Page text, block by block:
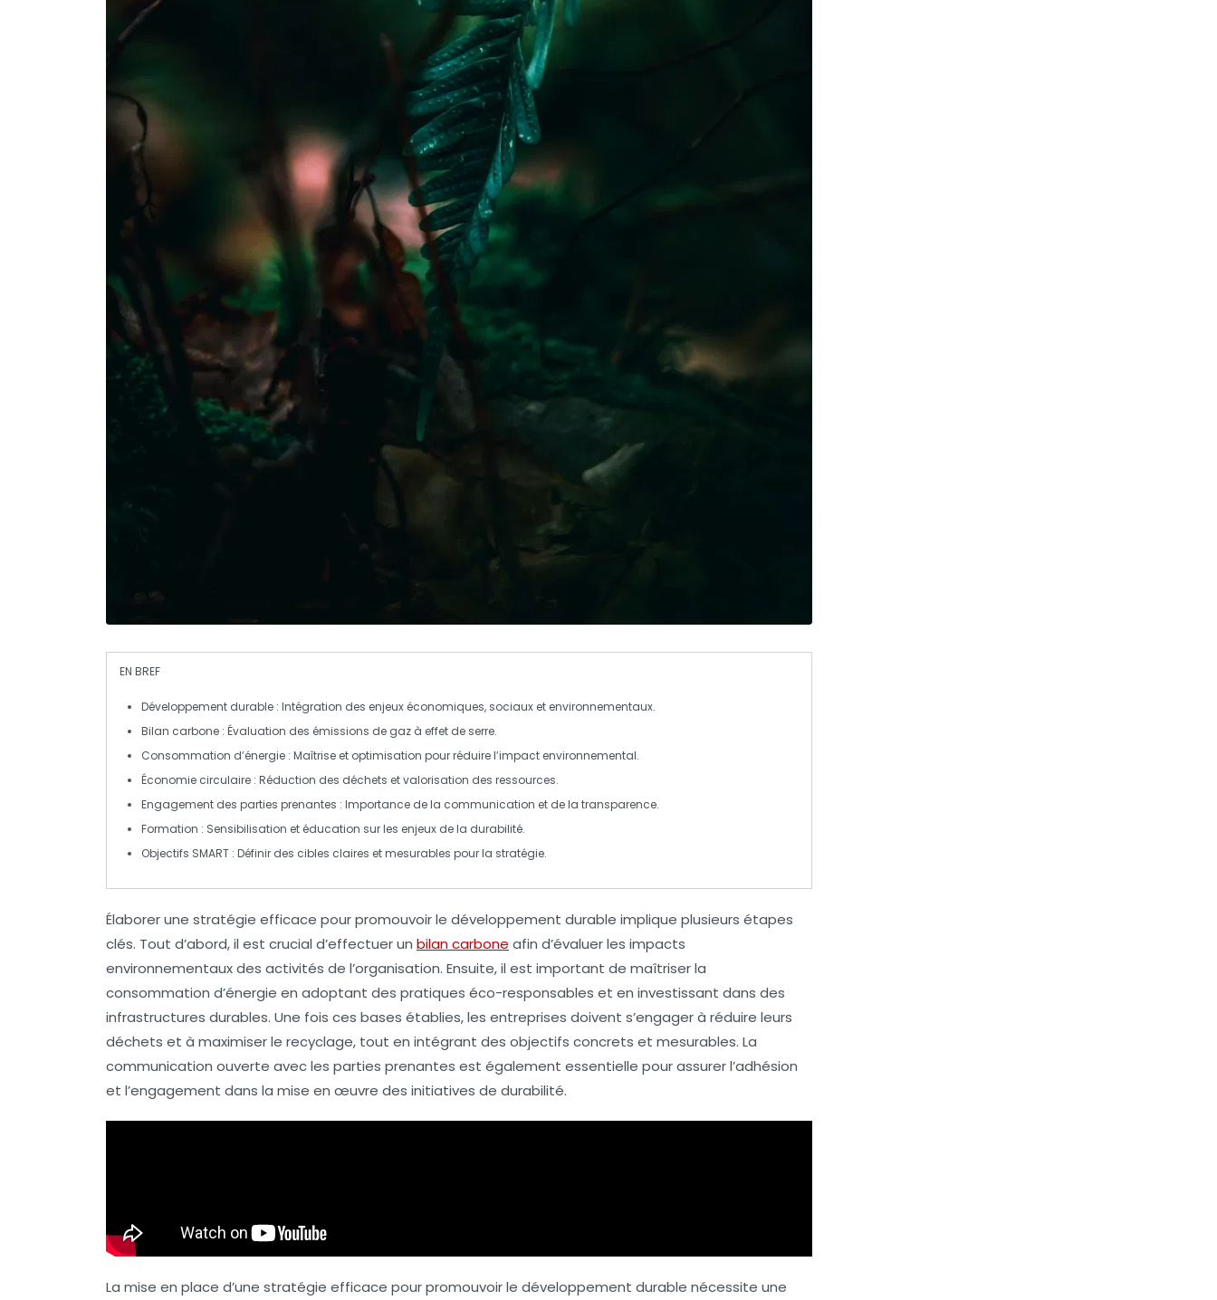
EN BREF
Développement durable : Intégration des enjeux économiques, sociaux et environnementaux.
Bilan carbone : Évaluation des émissions de gaz à effet de serre.
Consommation d’énergie : Maîtrise et optimisation pour réduire l’impact environnemental.
Économie circulaire : Réduction des déchets et valorisation des ressources.
Engagement des parties prenantes : Importance de la communication et de la transparence.
Formation : Sensibilisation et éducation sur les enjeux de la durabilité.
Objectifs SMART : Définir des cibles claires et mesurables pour la stratégie.
Élaborer une stratégie efficace pour promouvoir le développement durable implique plusieurs étapes
clés. Tout d’abord, il est crucial d’effectuer un bilan carbone afin d’évaluer les impacts
environnementaux des activités de l’organisation. Ensuite, il est important de maîtriser la
consommation d’énergie en adoptant des pratiques éco-responsables et en investissant dans des
infrastructures durables. Une fois ces bases établies, les entreprises doivent s’engager à réduire leurs
déchets et à maximiser le recyclage, tout en intégrant des objectifs concrets et mesurables. La
communication ouverte avec les parties prenantes est également essentielle pour assurer l’adhésion
et l’engagement dans la mise en œuvre des initiatives de durabilité.
La mise en place d’une stratégie efficace pour promouvoir le développement durable nécessite une